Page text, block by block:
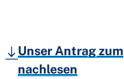
Unser Antrag zum
nachlesen